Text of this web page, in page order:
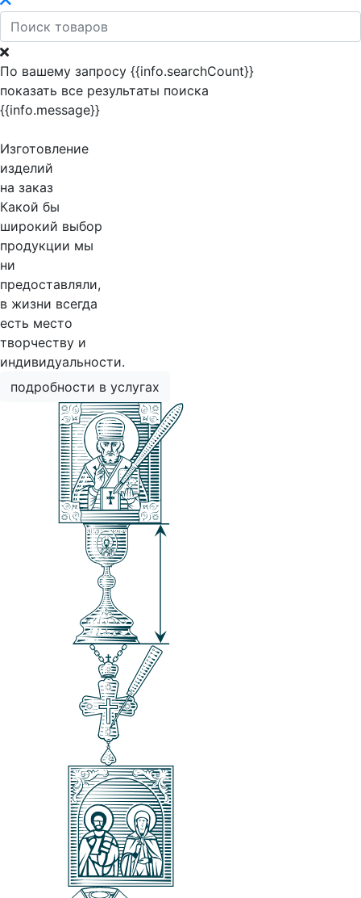
По вашему запросу {{info.searchCount}}
показать все результаты поиска
{{info.message}}
Изготовление
изделий
на заказ
Какой бы
широкий выбор
продукции мы
ни
предоставляли,
в жизни всегда
есть место
творчеству и
индивидуальности.
подробности в услугах